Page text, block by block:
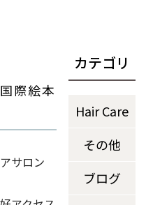
際絵本
サロン
カテゴリ
Hair Care
その他
ブログ